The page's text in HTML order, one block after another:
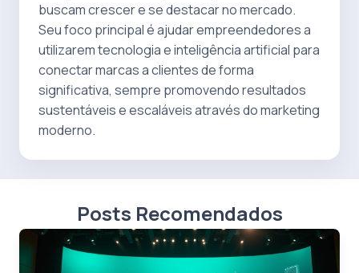
buscam crescer e se destacar no mercado.
Seu foco principal é ajudar empreendedores a
utilizarem tecnologia e inteligência artificial para
conectar marcas a clientes de forma
significativa, sempre promovendo resultados
sustentáveis e escaláveis através do marketing
moderno.
Posts Recomendados